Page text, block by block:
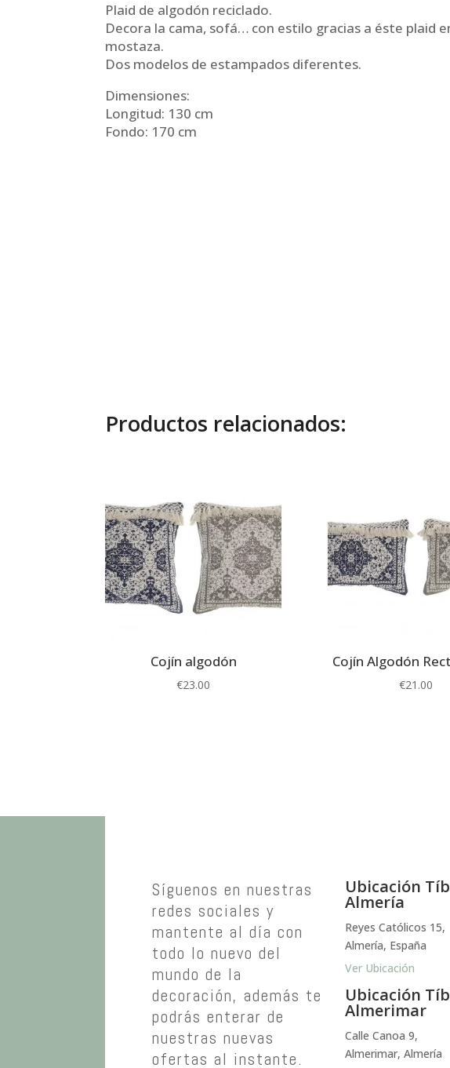
Plaid de algodón reciclado.
Decora la cama, sofá… con estilo gracias a éste plaid
mostaza.
Dos modelos de estampados diferentes.
Dimensiones:
Longitud: 130 cm
Fondo: 170 cm
Productos relacionados:
Cojín algodón
€23.00
Cojín Algodón
€21.00
Síguenos en nuestras
redes sociales y
mantente al día con
todo lo nuevo del
mundo de la
decoración, además te
podrás enterar de
nuestras nuevas
ofertas al instante.
Ubicación
Almería
Reyes Católicos 15,
Almería, España
Ver Ubicación
Ubicación
Almerimar
Calle Canoa 9,
Almerimar, Almería